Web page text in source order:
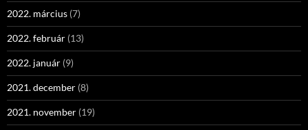
2022. március (7)
2022. február (13)
2022. január (9)
2021. december (8)
2021. november (19)